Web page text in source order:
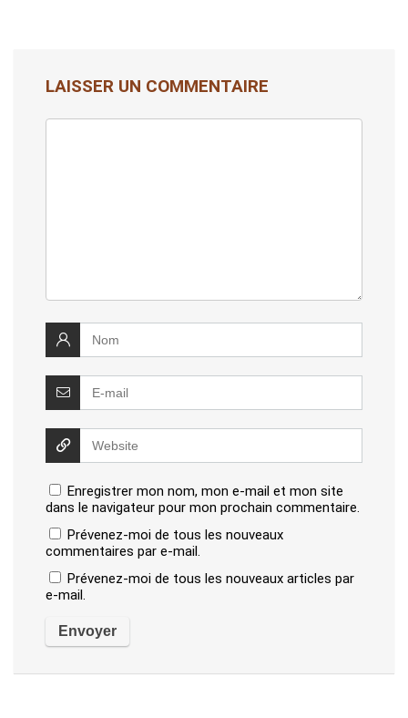
LAISSER UN COMMENTAIRE
Enregistrer mon nom, mon e-mail et mon site
dans le navigateur pour mon prochain commentaire.
Prévenez-moi de tous les nouveaux
commentaires par e-mail.
Prévenez-moi de tous les nouveaux articles par
e-mail.